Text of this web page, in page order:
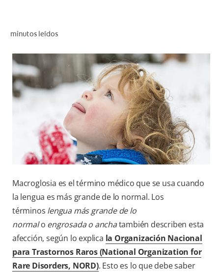
PARA PROFESIONALES
SUSCRIBITE
minutos leídos
Macroglosia es el término médico que se usa cuando
la lengua es más grande de lo normal. Los
términos lengua más grande de lo
normalo engrosada o anchatambién describen esta
afección, según lo explica la Organización Nacional
para Trastornos Raros (National Organization for
Rare Disorders, NORD). Esto es lo que debe saber